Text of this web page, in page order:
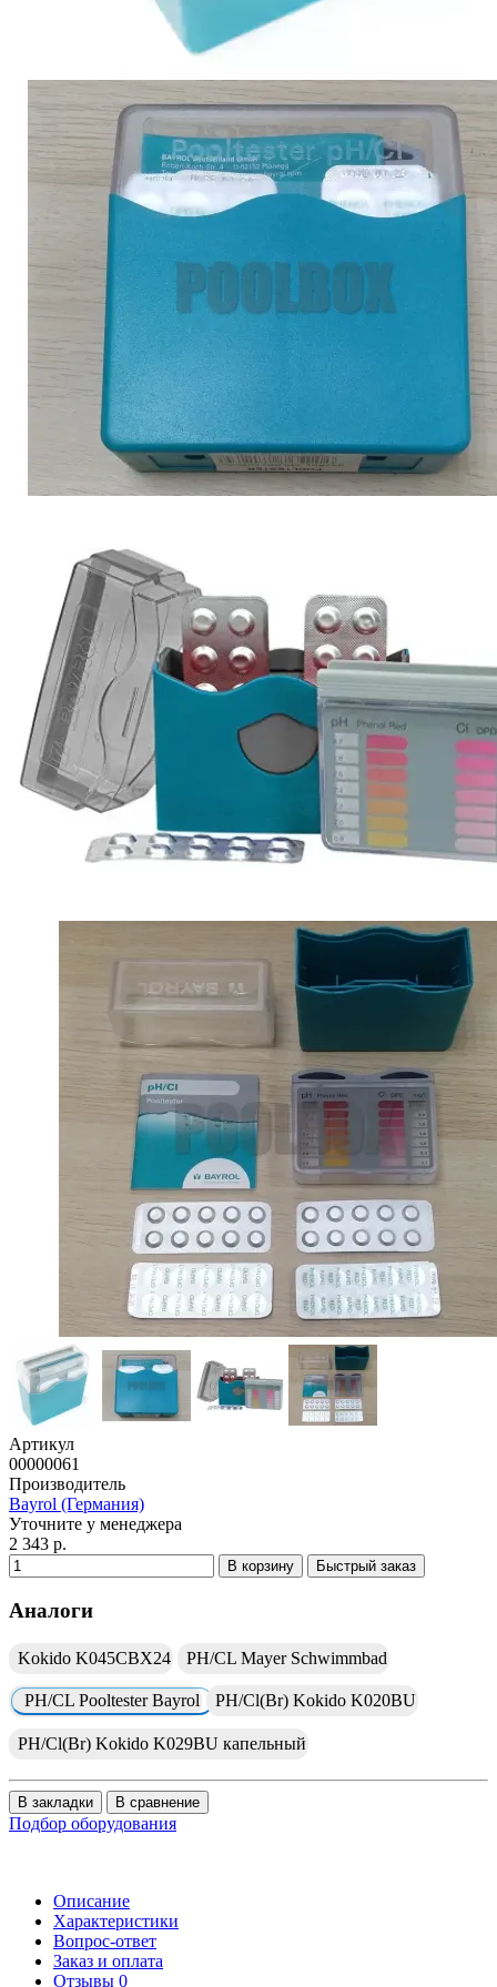
Артикул
00000061
Производитель
Bayrol (Германия)
Уточните у менеджера
2 343 р.
В корзину Быстрый заказ
Аналоги
Kokido K045CBX24 PH/CL Mayer Schwimmbad
PH/CL Pooltester Bayrol PH/Cl(Br) Kokido K020BU
PH/Cl(Br) Kokido K029BU капельный
В закладки В сравнение
Подбор оборудования
Описание
Характеристики
Вопрос-ответ
Заказ и оплата
Отзывы 0